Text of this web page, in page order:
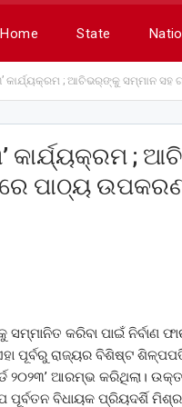
Home State
କାର୍ଯ୍ୟକ୍ରମ ; ଆଚିଭର୍‌‌ଙ୍କୁ ସମ୍ମାନ
କାର୍ଯ୍ୟକ୍ରମ ;
ପାଠ୍ୟ
କରିବା ପାଇଁ ନିର୍ବାଣ
ପୂର୍ବରୁ ରାଜ୍ୟର ବିଶିଷ୍ଟ
୨୦୨୩’ ଆରମ୍ଭ କରିଥିଲା।
ବିଧାୟକ ପ୍ରିୟଦର୍ଶି ମିଶ୍ର,